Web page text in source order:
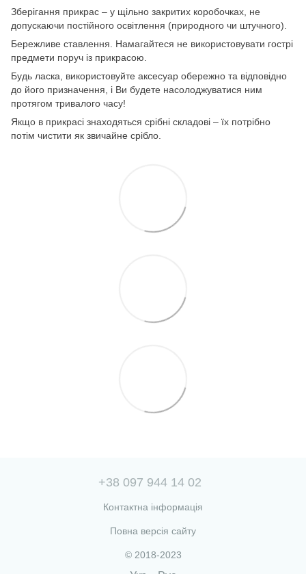
Зберігання прикрас – у щільно закритих коробочках, не
допускаючи постійного освітлення (природного чи штучного).
Бережливе ставлення. Намагайтеся не використовувати гострі
предмети поруч із прикрасою.
Будь ласка, використовуйте аксесуар обережно та відповідно
до його призначення, і Ви будете насолоджуватися ним
протягом тривалого часу!
Якщо в прикрасі знаходяться срібні складові – їх потрібно
потім чистити як звичайне срібло.
+38 097 944 14 02
Контактна інформація
Повна версія сайту
© 2018-2023